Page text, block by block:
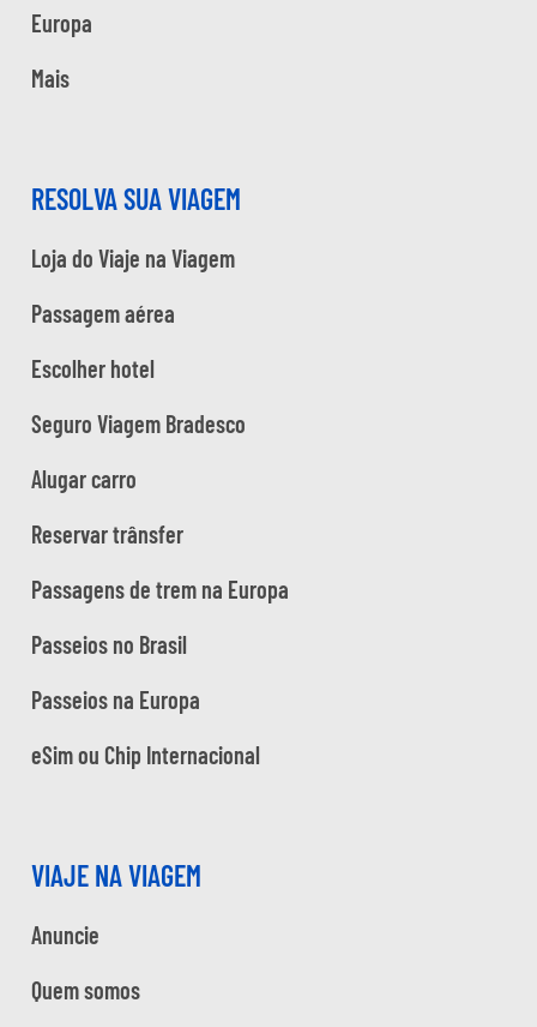
Europa
Mais
RESOLVA SUA VIAGEM
Loja do Viaje na Viagem
Passagem aérea
Escolher hotel
Seguro Viagem Bradesco
Alugar carro
Reservar trânsfer
Passagens de trem na Europa
Passeios no Brasil
Passeios na Europa
eSim ou Chip Internacional
VIAJE NA VIAGEM
Anuncie
Quem somos